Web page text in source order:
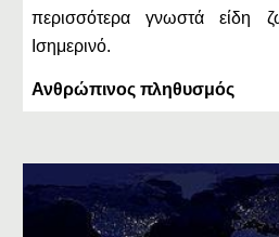
περισσότερα γνωστά είδη
Ισημερινό.
Ανθρώπινος πληθυσμός